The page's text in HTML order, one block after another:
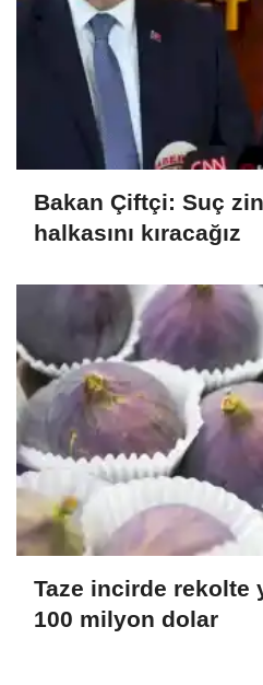
Bakan Çiftçi: Suç
halkasını kıracağız
Taze incirde rekolte
100 milyon dolar